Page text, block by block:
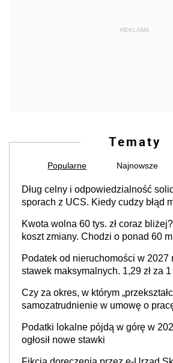
REKLAMA
Tematy
Popularne Najnowsze
Dług celny i odpowiedzialność
sporach z UCS. Kiedy cudzy błąd
Kwota wolna 60 tys. zł coraz
koszt zmiany. Chodzi o ponad 60
Podatek od nieruchomości w 2027
stawek maksymalnych. 1,29 zł za
prowadzeniem działalności
Czy za okres, w którym
samozatrudnienie w umowę o
cywilnoprawnej jedynym
Podatki lokalne pójdą w górę w
ogłosił nowe stawki